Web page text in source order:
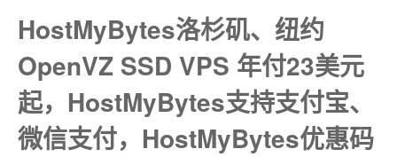
HostMyBytes洛杉矶、纽约
OpenVZ SSD VPS 年付23美元
起，HostMyBytes支持支付宝、
微信支付，HostMyBytes优惠码